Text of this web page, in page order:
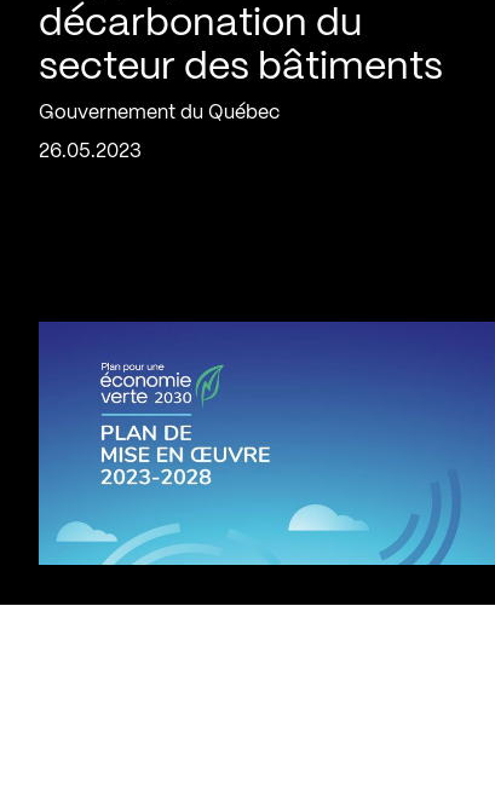
décarbonation du
secteur des bâtiments
Gouvernement du Québec
26.05.2023